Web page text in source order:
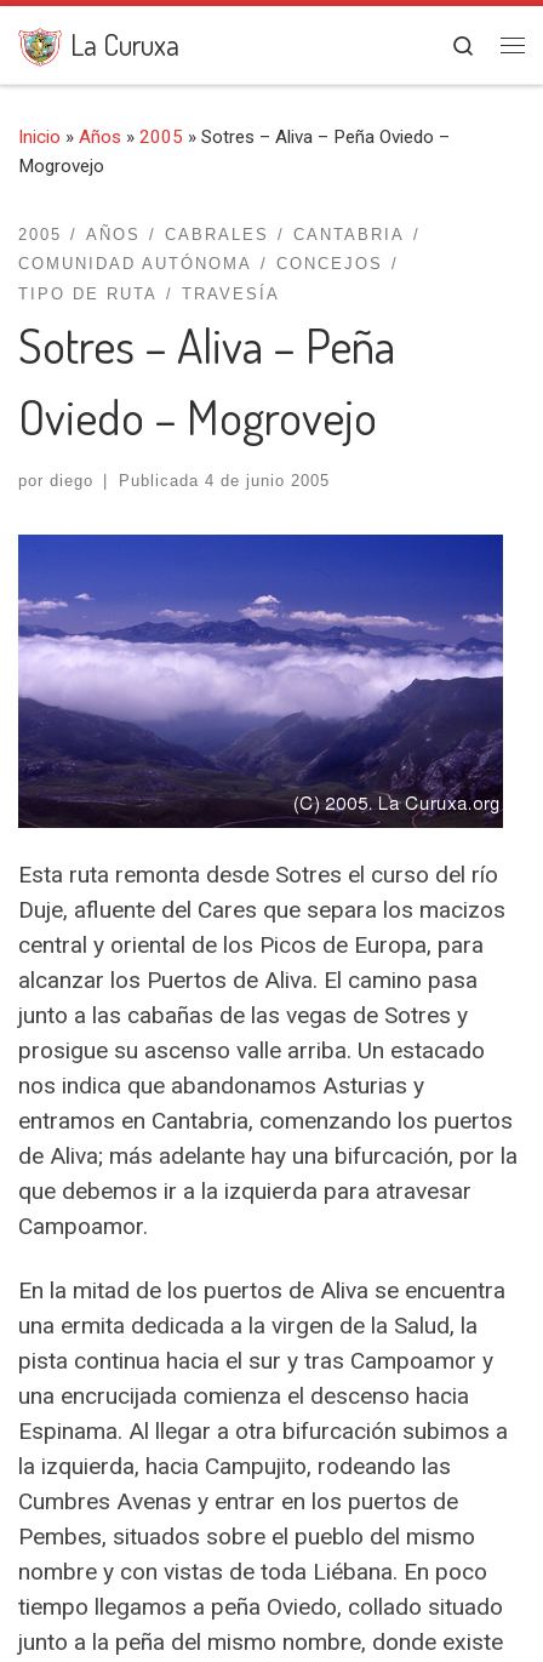
Saltar al contenido
La Curuxa
Search
Inicio » Años » 2005 » Sotres – Aliva – Peña Oviedo –
Mogrovejo
2005 AÑOS CABRALES
CANTABRIA
COMUNIDAD AUTÓNOMA
CONCEJOS
TIPO DE RUTA
TRAVESÍA
Sotres – Aliva – Peña
Oviedo – Mogrovejo
por diego Publicada 4 de junio 2005
Esta ruta remonta desde Sotres el curso del río
Duje, afluente del Cares que separa los macizos
central y oriental de los Picos de Europa, para
alcanzar los Puertos de Aliva. El camino pasa
junto a las cabañas de las vegas de Sotres y
prosigue su ascenso valle arriba. Un estacado
nos indica que abandonamos Asturias y
entramos en Cantabria, comenzando los puertos
de Aliva; más adelante hay una bifurcación, por la
que debemos ir a la izquierda para atravesar
Campoamor.
En la mitad de los puertos de Aliva se encuentra
una ermita dedicada a la virgen de la Salud, la
pista continua hacia el sur y tras Campoamor y
una encrucijada comienza el descenso hacia
Espinama. Al llegar a otra bifurcación subimos a
la izquierda, hacia Campujito, rodeando las
Cumbres Avenas y entrar en los puertos de
Pembes, situados sobre el pueblo del mismo
nombre y con vistas de toda Liébana. En poco
tiempo llegamos a peña Oviedo, collado situado
junto a la peña del mismo nombre, donde existe